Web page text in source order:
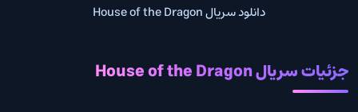
دانلود سریال House of the Dragon
جزئیات سریال House of the Dragon